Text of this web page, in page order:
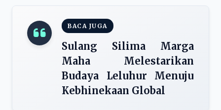
BACA JUGA
Sulang Silima Marga
Maha Melestarikan
Budaya Leluhur Menuju
Kebhinekaan Global